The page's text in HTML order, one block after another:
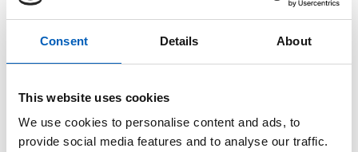
Consent Details About
This website uses cookies
We use cookies to personalise content and ads, to
provide social media features and to analyse our traffic.
mellem unge fra Haiti og Den Dominikansk
Republik (UNICEF, 28. marts 2011)
Handlinger for at fremme en
fremme en fredskultur gennem uddannelse